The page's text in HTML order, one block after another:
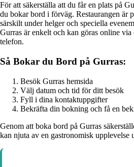
För att säkerställa att du får en plats på
du bokar bord i förväg. Restaurangen är
särskilt under helger och speciella
Gurras är enkelt och kan göras online via
telefon.
Så Bokar du Bord på Gurras:
Besök Gurras hemsida
Välj datum och tid för ditt besök
Fyll i dina kontaktuppgifter
Bekräfta din bokning och få en
Genom att boka bord på Gurras
kan njuta av en gastronomisk upplevelse